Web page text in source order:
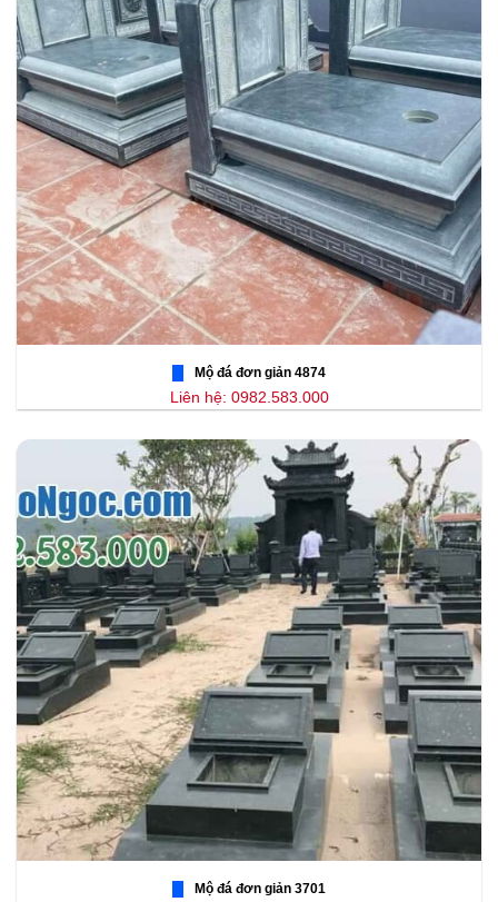
Mộ đá đơn giản 4874
Liên hệ: 0982.583.000
Mộ đá đơn giản 3701